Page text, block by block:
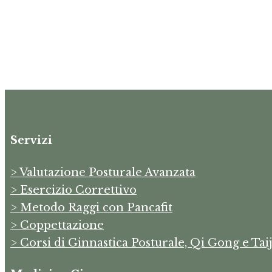
Servizi
> Valutazione Posturale Avanzata
> Esercizio Correttivo
> Metodo Raggi con Pancafit
> Coppettazione
> Corsi di Ginnastica Posturale, Qi Gong e